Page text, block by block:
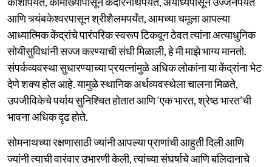
आणि त्र्यंबकेश्वरपासून श्रीशैलमपर्यंत, आमच्या चमूला आपल्या
आध्यात्मिक केंद्रांचे पारंपरिक स्वरूप टिकवून ठेवत त्यांना अत्याधुनिक
सोयीसुविधांनी सज्ज करण्याची संधी मिळाली, हे मी माझे भाग्य मानतो.
संपर्कव्यवस्था सुधारण्याच्या प्रयत्नांमुळे अधिक लोकांना या केंद्रांना भेट
देणे शक्य होत आहे. यामुळे स्थानिक अर्थव्यवस्थेला चालना मिळते,
उपजीविकेचे पर्याय सुनिश्चित होतात आणि ‘एक भारत, श्रेष्ठ भारत’ची
भावना अधिक दृढ होते.
सोमनाथच्या रक्षणासाठी ज्यांनी आपल्या प्राणांची आहुती दिली आणि
ज्यांनी त्याची वारंवार उभारणी केली, त्यांच्या संघर्षाचे आणि बलिदानाचे